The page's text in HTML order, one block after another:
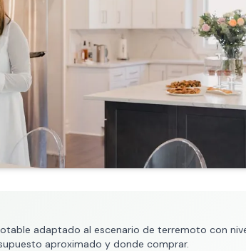
adaptado al escenario de terremoto con
aproximado y donde comprar.